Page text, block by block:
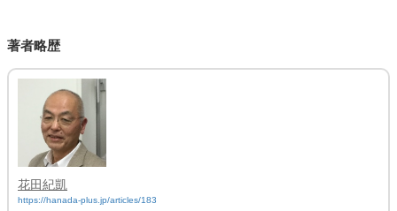
著者略歴
花田紀凱
https://hanada-plus.jp/articles/183